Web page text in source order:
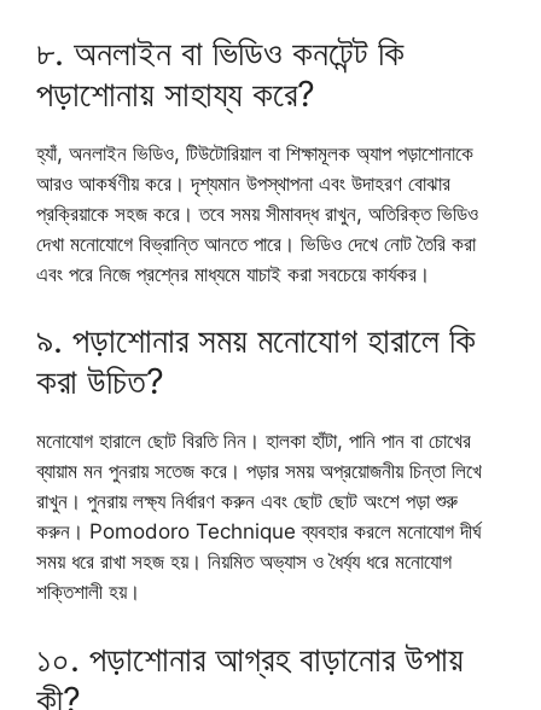
৮. অনলাইন বা ভিডিও কনটেন্ট কি
পড়াশোনায় সাহায্য করে?
হ্যাঁ, অনলাইন ভিডিও, টিউটোরিয়াল বা শিক্ষামূলক অ্যাপ পড়াশোনাকে
আরও আকর্ষণীয় করে। দৃশ্যমান উপস্থাপনা এবং উদাহরণ বোঝার
প্রক্রিয়াকে সহজ করে। তবে সময় সীমাবদ্ধ রাখুন, অতিরিক্ত ভিডিও
দেখা মনোযোগে বিভ্রান্তি আনতে পারে। ভিডিও দেখে নোট তৈরি করা
এবং পরে নিজে প্রশ্নের মাধ্যমে যাচাই করা সবচেয়ে কার্যকর।
৯. পড়াশোনার সময় মনোযোগ হারালে কি
করা উচিত?
মনোযোগ হারালে ছোট বিরতি নিন। হালকা হাঁটা, পানি পান বা চোখের
ব্যায়াম মন পুনরায় সতেজ করে। পড়ার সময় অপ্রয়োজনীয় চিন্তা লিখে
রাখুন। পুনরায় লক্ষ্য নির্ধারণ করুন এবং ছোট ছোট অংশে পড়া শুরু
করুন। Pomodoro Technique ব্যবহার করলে মনোযোগ দীর্ঘ
সময় ধরে রাখা সহজ হয়। নিয়মিত অভ্যাস ও ধৈর্য্য ধরে মনোযোগ
শক্তিশালী হয়।
১০. পড়াশোনার আগ্রহ বাড়ানোর উপায়
কী?